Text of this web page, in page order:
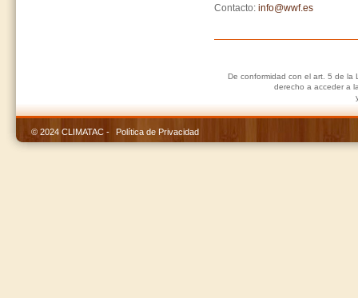
Contacto: info@wwf.es
De conformidad con el art. 5 de la
derecho a acceder a
© 2024 CLIMATAC - Política de Privacidad